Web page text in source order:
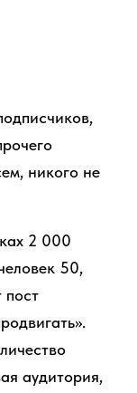
никого не
2 000
50,
пост
аудитория,